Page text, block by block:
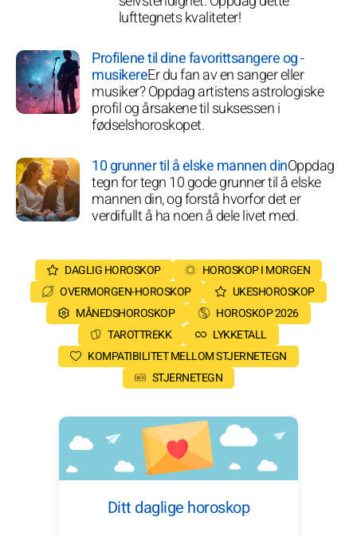
lufttegnets kvaliteter!
Profilene til dine favorittsangere og -
musikereEr du fan av en sanger eller
musiker? Oppdag artistens astrologiske
profil og årsakene til suksessen i
fødselshoroskopet.
10 grunner til å elske mannen dinOppdag
tegn for tegn 10 gode grunner til å elske
mannen din, og forstå hvorfor det er
verdifullt å ha noen å dele livet med.
DAGLIG HOROSKOP
HOROSKOP I MORGEN
OVERMORGEN-HOROSKOP
UKESHOROSKOP
MÅNEDSHOROSKOP
HOROSKOP 2026
TAROTTREKK
LYKKETALL
KOMPATIBILITET MELLOM STJERNETEGN
STJERNETEGN
Ditt daglige horoskop